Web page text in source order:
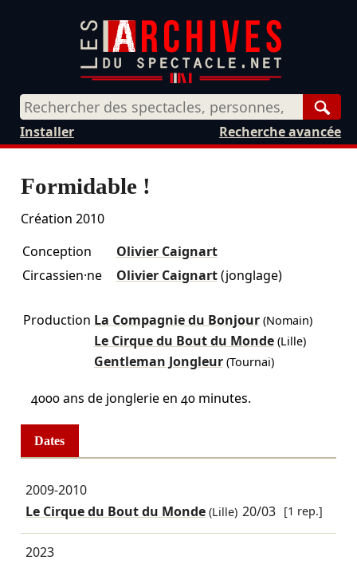
Recherche avancée
Installer
Formidable !
Création 2010
Conception
Olivier Caignart
Circassien·ne
Olivier Caignart (jonglage)
Production La Compagnie du Bonjour(Nomain)
Le Cirque du Bout du Monde(Lille)
Gentleman Jongleur(Tournai)
4000 ans de jonglerie en 40 minutes.
Dates
2009-2010
Le Cirque du Bout du Monde(Lille) 20/03 [1 rep.]
2023